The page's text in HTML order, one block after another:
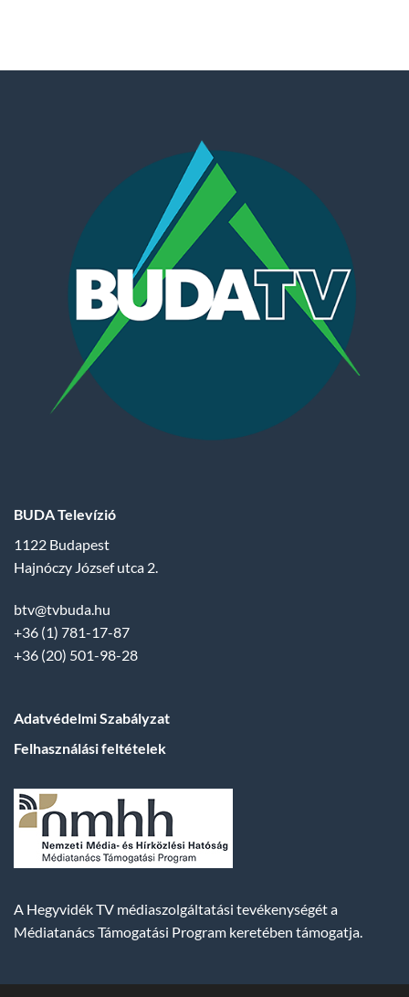
BUDA Televízió
1122 Budapest
Hajnóczy József utca 2.
btv@tvbuda.hu
+36 (1) 781-17-87
+36 (20) 501-98-28
Adatvédelmi Szabályzat
Felhasználási feltételek
A Hegyvidék TV médiaszolgáltatási tevékenységét a
Médiatanács Támogatási Program keretében támogatja.